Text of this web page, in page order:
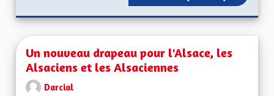
Un nouveau drapeau pour l'Alsace, les
Alsaciens et les Alsaciennes
Darcial